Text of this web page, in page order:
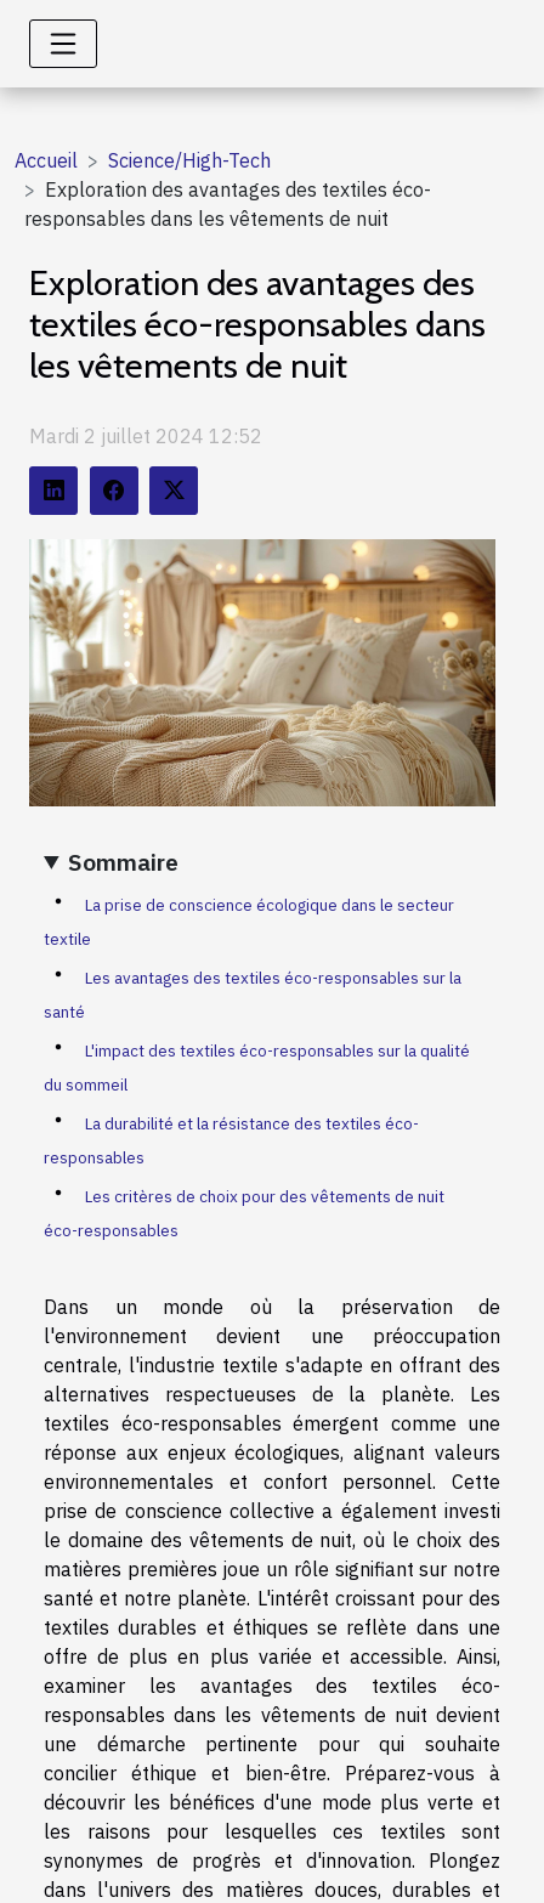
Accueil
Science/High-Tech
Exploration des avantages des textiles éco-
responsables dans les vêtements de nuit
Exploration des avantages des
textiles éco-responsables dans
les vêtements de nuit
Mardi 2 juillet 2024 12:52
Sommaire
La prise de conscience écologique dans le secteur
textile
Les avantages des textiles éco-responsables sur la
santé
L'impact des textiles éco-responsables sur la qualité
du sommeil
La durabilité et la résistance des textiles éco-
responsables
Les critères de choix pour des vêtements de nuit
éco-responsables
Dans un monde où la préservation de
l'environnement devient une préoccupation
centrale, l'industrie textile s'adapte en offrant des
alternatives respectueuses de la planète. Les
textiles éco-responsables émergent comme une
réponse aux enjeux écologiques, alignant valeurs
environnementales et confort personnel. Cette
prise de conscience collective a également investi
le domaine des vêtements de nuit, où le choix des
matières premières joue un rôle signifiant sur notre
santé et notre planète. L'intérêt croissant pour des
textiles durables et éthiques se reflète dans une
offre de plus en plus variée et accessible. Ainsi,
examiner les avantages des textiles éco-
responsables dans les vêtements de nuit devient
une démarche pertinente pour qui souhaite
concilier éthique et bien-être. Préparez-vous à
découvrir les bénéfices d'une mode plus verte et
les raisons pour lesquelles ces textiles sont
synonymes de progrès et d'innovation. Plongez
dans l'univers des matières douces, durables et